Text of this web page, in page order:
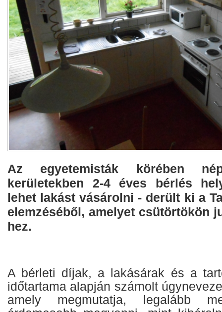
Az egyetemisták körében
kerületekben 2-4 éves bérlés
lehet lakást vásárolni - derült ki a
elemzéséből, amelyet csütörtökön
hez.
A bérleti díjak, a lakásárak és a
időtartama alapján számolt
amely megmutatja, legalább